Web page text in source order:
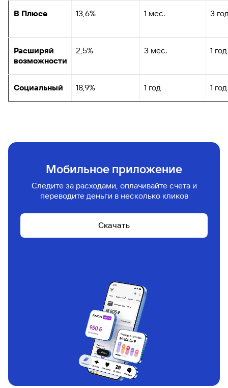
В Плюсе 13,6% 1 мес. 3
Расширяй
возможности
2,5% 3 мес. 1 год
Социальный 18,9% 1 год 1 год
Инвестиции без комиссии
Откройте первый брокерский счет и покупайте
ценные бумаги без комиссии. Промокод
Подробнее